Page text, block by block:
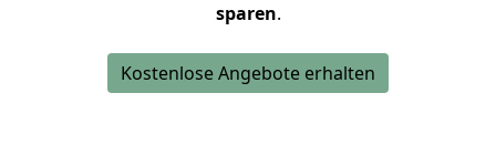
sparen.
Kostenlose Angebote erhalten